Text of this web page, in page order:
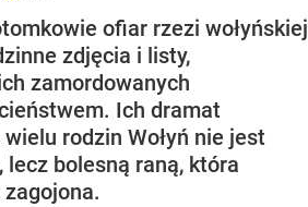
ofiar rzezi wołyńskiej
zdjęcia i listy,
zamordowanych
Ich dramat
rodzin Wołyń nie jest
bolesną raną, która